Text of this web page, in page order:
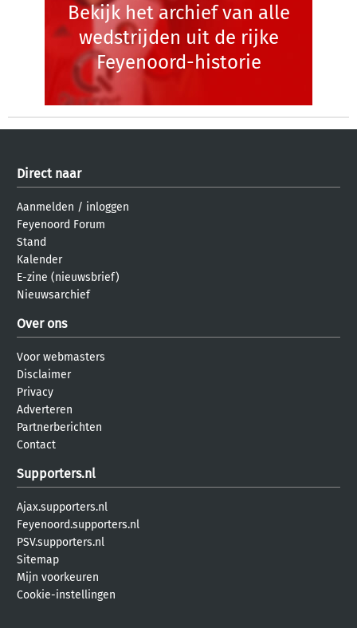
Bekijk het archief van alle
wedstrijden uit de rijke
Feyenoord-historie
Direct naar
Aanmelden / inloggen
Feyenoord Forum
Stand
Kalender
E-zine (nieuwsbrief)
Nieuwsarchief
Over ons
Voor webmasters
Disclaimer
Privacy
Adverteren
Partnerberichten
Contact
Supporters.nl
Ajax.supporters.nl
Feyenoord.supporters.nl
PSV.supporters.nl
Sitemap
Mijn voorkeuren
Cookie-instellingen